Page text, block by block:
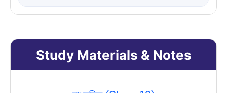
Study Materials & Notes